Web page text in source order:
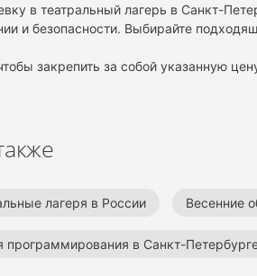
в театральный лагерь в Санкт-
и безопасности. Выбирайте
закрепить за собой указанную
лагеря в России Весенние
программирования в Санкт-